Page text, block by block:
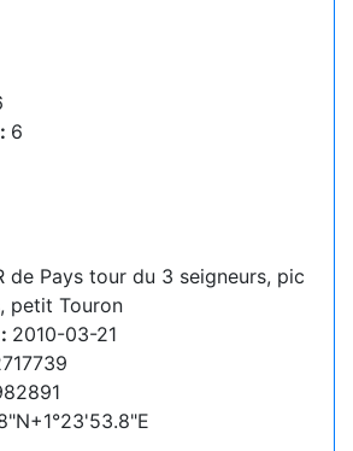
6
de Pays tour du 3 seigneurs, pic
petit Touron
2010-03-21